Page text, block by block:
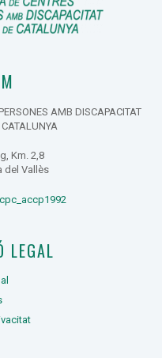
AMB DISCAPACITAT
Km. 2,8
del Vallès
LEGAL